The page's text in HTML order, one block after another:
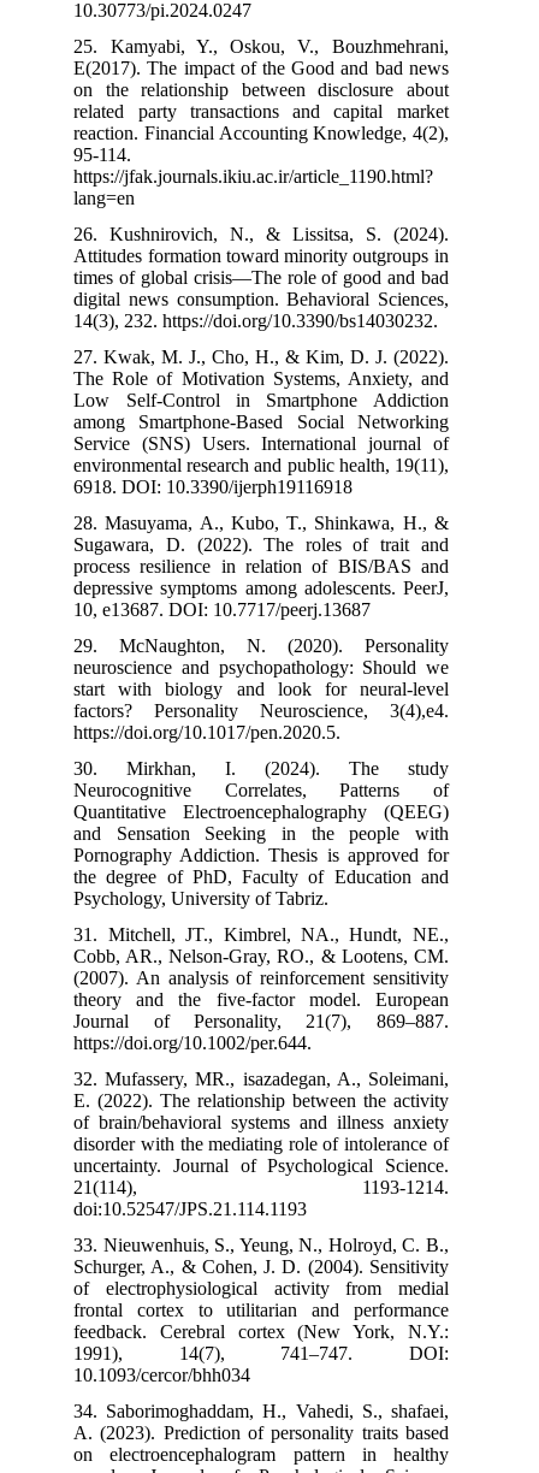
25. Kamyabi,
E(2017). The
on the
related party
reaction.
https://
26.
Attitudes
times of
digital news
14(3), 232.
27. Kwak, M.
The Role of
Low Self-
among
Service
environmental
28.
Sugawara,
process
depressive
29.
neuroscience
start with
factors?
30.
Quantitative
and
Pornography
the degree of
31. Mitchell,
Cobb, AR.,
(2007). An
theory and
Journal of
32.
E. (2022). The
of brain/
disorder with
uncertainty.
33.
Schurger, A.,
of
frontal cortex
feedback.
1991),
34.
A. (2023).
on